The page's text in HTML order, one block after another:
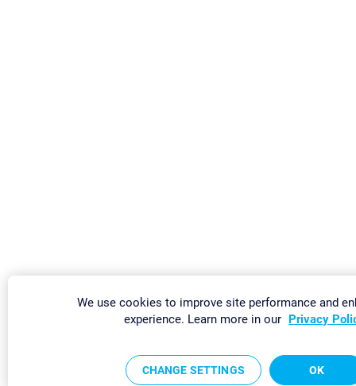
We use cookies to improve site performance and
experience. Learn more in our Privacy
CHANGE SETTINGS OK